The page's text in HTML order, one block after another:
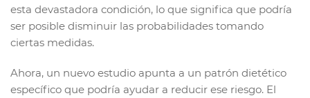
esta devastadora condición, lo que significa que podría
ser posible disminuir las probabilidades tomando
ciertas medidas.
Ahora, un nuevo estudio apunta a un patrón dietético
específico que podría ayudar a reducir ese riesgo. El